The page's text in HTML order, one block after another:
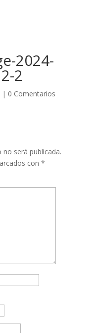
2024-
2
| 0 Comentarios
será publicada.
con *